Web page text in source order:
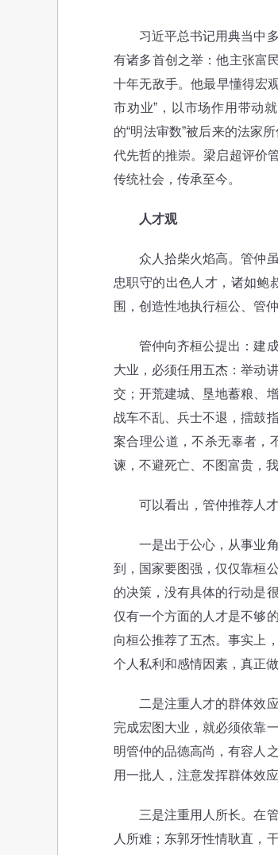
习近平总书记用典当中多
有诸多首创之举：他主张富
十年无敌手。他最早懂得宏
市劝业”，以市场作用带动
的“明法审数”被后来的法家
代先哲的推崇。梁启超评价
传统社会，传承至今。
人才观
众人拾柴火焰高。管仲虽
忠职守的出色人才，诸如鲍
围，创造性地执行桓公、管
管仲向齐桓公提出：建成
大业，必须任用五杰：举动
交；开荒建城、垦地蓄粮、
战车不乱、兵士不退，擂鼓
案合理公道，不杀无辜者，
谏，不避死亡、不图富贵，
可以看出，管仲推荐人才
一是出于公心，从事业角
到，国家要图强，仅仅靠桓
的决策，没有具体的行动是
仅有一个方面的人才是不够
向桓公推荐了五杰。事实上
个人私利和感情因素，真正
二是注重人才的群体效应
完成宏图大业，就必须依靠
明管仲的品德高尚，有容人
用一批人，注意发挥群体效
三是注重用人所长。在管
人所难；东郭牙性情耿直，